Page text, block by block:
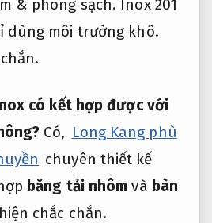
& phòng sạch. Inox 201
dùng môi trường khô.
có kết hợp được với
Có, Long Kang phù
chuyên thiết kế
băng tải nhôm và bàn
chắc chắn.